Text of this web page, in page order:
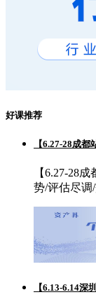
好课推荐
【6.27-28成
【6.27-28
势/评估尽调
【6.13-6.14深